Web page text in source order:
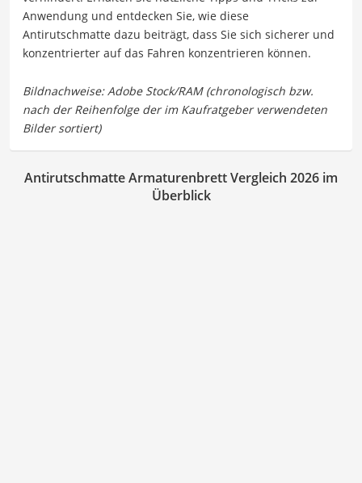
Anwendung und entdecken Sie, wie diese
Antirutschmatte dazu beiträgt, dass Sie sich sicherer und
konzentrierter auf das Fahren konzentrieren können.
Antirutschmatte Armaturenbrett Vergleich 2026 im
Überblick